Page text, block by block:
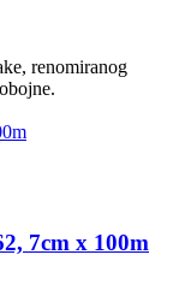
renomiranog
7cm x 100m